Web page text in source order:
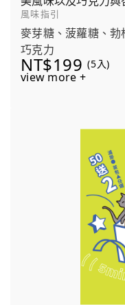
風味指引
麥芽糖、菠蘿糖、
巧克力
NT$199 (5入)
view more +